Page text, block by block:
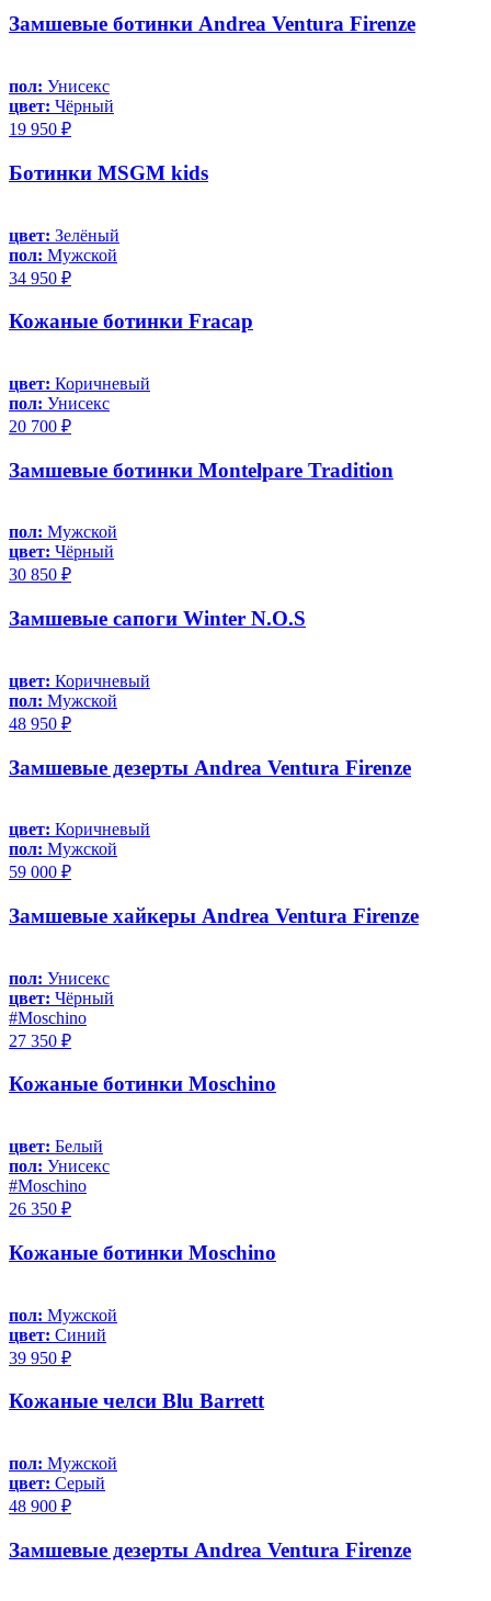
Замшевые ботинки Andrea Ventura Firenze
пол: Унисекс
цвет: Чёрный
19 950 ₽
Ботинки MSGM kids
цвет: Зелёный
пол: Мужской
34 950 ₽
Кожаные ботинки Fracap
цвет: Коричневый
пол: Унисекс
20 700 ₽
Замшевые ботинки Montelpare Tradition
пол: Мужской
цвет: Чёрный
30 850 ₽
Замшевые сапоги Winter N.O.S
цвет: Коричневый
пол: Мужской
48 950 ₽
Замшевые дезерты Andrea Ventura Firenze
цвет: Коричневый
пол: Мужской
59 000 ₽
Замшевые хайкеры Andrea Ventura Firenze
пол: Унисекс
цвет: Чёрный
#Moschino
27 350 ₽
Кожаные ботинки Moschino
цвет: Белый
пол: Унисекс
#Moschino
26 350 ₽
Кожаные ботинки Moschino
пол: Мужской
цвет: Синий
39 950 ₽
Кожаные челси Blu Barrett
пол: Мужской
цвет: Серый
48 900 ₽
Замшевые дезерты Andrea Ventura Firenze